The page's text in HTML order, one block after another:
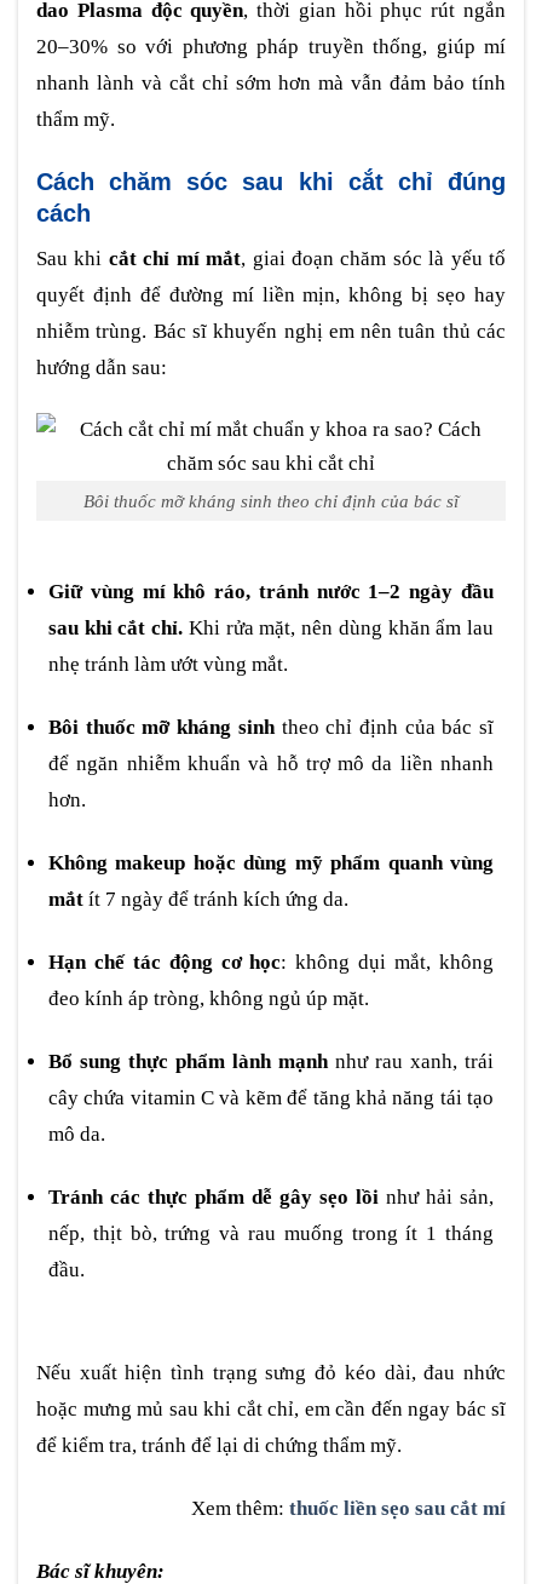
dao Plasma độc quyền, thời gian hồi phục rút ngắn
20–30% so với phương pháp truyền thống, giúp mí
nhanh lành và cắt chỉ sớm hơn mà vẫn đảm bảo tính
thẩm mỹ.
Cách chăm sóc sau khi cắt chỉ đúng
cách
Sau khi cắt chỉ mí mắt, giai đoạn chăm sóc là yếu tố
quyết định để đường mí liền mịn, không bị sẹo hay
nhiễm trùng. Bác sĩ khuyến nghị em nên tuân thủ các
hướng dẫn sau:
Bôi thuốc mỡ kháng sinh theo chỉ định của bác sĩ
Giữ vùng mí khô ráo, tránh nước 1–2 ngày đầu
sau khi cắt chỉ. Khi rửa mặt, nên dùng khăn ẩm lau
nhẹ tránh làm ướt vùng mắt.
Bôi thuốc mỡ kháng sinhtheo chỉ định của bác sĩ
để ngăn nhiễm khuẩn và hỗ trợ mô da liền nhanh
hơn.
Không makeup hoặc dùng mỹ phẩm quanh vùng
mắt ít 7 ngày để tránh kích ứng da.
Hạn chế tác động cơ học: không dụi mắt, không
đeo kính áp tròng, không ngủ úp mặt.
Bổ sung thực phẩm lành mạnhnhư rau xanh, trái
cây chứa vitamin C và kẽm để tăng khả năng tái tạo
mô da.
Tránh các thực phẩm dễ gây sẹo lồi như hải sản,
nếp, thịt bò, trứng và rau muống trong ít 1 tháng
đầu.
Nếu xuất hiện tình trạng sưng đỏ kéo dài, đau nhức
hoặc mưng mủ sau khi cắt chỉ, em cần đến ngay bác sĩ
để kiểm tra, tránh để lại di chứng thẩm mỹ.
Xem thêm: thuốc liền sẹo sau cắt mí
Bác sĩ khuyên: